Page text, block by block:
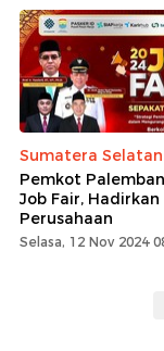
Sumatera Selatan
Pemkot
Job Fair, Hadirkan
Perusahaan
Selasa, 12 Nov 2024